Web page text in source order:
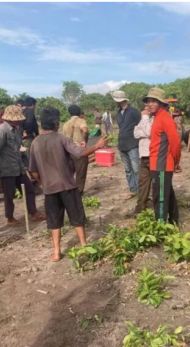
េឃុំ កុំឱ្យគាត់ [ក្រុមហ៊ុន] ចូលមកទៀត ហើយលុបអាជ្ញ
ចបញ្ជូនគ្រឿងចក្រចូលទៅកាយដីចម្ការរបស់ប្រជាព
អាយុ ៤២ឆ្នាំ ប្រាប់ប្រជាកាសែតថា គ្រឿងចក្រ
ាំឆ្នាំ ដែលក្នុងមួយឆ្នាំៗ លោករកចំណូលបានចន្លោះ
ផ្អែកលើប្រាក់ចំណូលតែពីការធ្វើស្រែចម្ការ។ ល
អីទេ បើយើងយកលុយគេ ខ្លាចគេចូលមកទៀត បារ
ធរ បានសហការជាមួយមន្ទីររ៉ែ និងថាមពល ខេត្ត
(ខេមបូឌា)ឯ.ក. ធ្វើសកម្មភាពស្វែងរុករក (រ៉ែលោ
ងរុករករ៉ែរបស់ក្រុមហ៊ុនបានធ្វើឱ្យប៉ះពាល់ និងខូចខ
ម្បីដោះស្រាយលើបញ្ហានេះ។ ក្នុងកិច្ចប្រជុំនោះ រ
មានអាជ្ញាប័ណ្ណក៏ដោយ។ សម្រាប់ទីតាំង ដែលមានប
បាស់លាស់ និងត្រូវមានកិច្ចព្រមព្រៀងជាលាយលក្ខណ៍
ផលប៉ះពាល់ ជាមួយក្រុមហ៊ុន ដោយមានការចូលរួមពី
ប៉ះពាល់ដីធ្លីរបស់ប្រជាពលរដ្ឋ។ លោកមេភូមិឱ្
ឋនៅក្នុងមូលដ្ឋានបានបង្ហាញជំហរដាច់ខាត…